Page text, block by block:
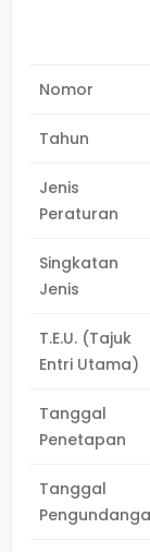
Nomor
Tahun
Jenis
Peraturan
Singkatan
Jenis
T.E.U. (Tajuk
Entri Utama)
Tanggal
Penetapan
Tanggal